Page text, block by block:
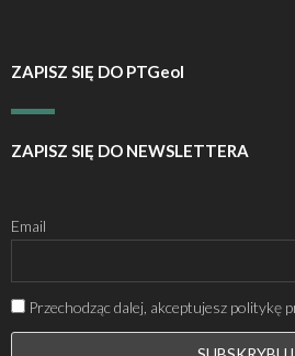
ZAPISZ SIĘ DO PTGeol
ZAPISZ SIĘ DO NEWSLETTERA
Email
Przechodząc dalej, akceptujesz politykę